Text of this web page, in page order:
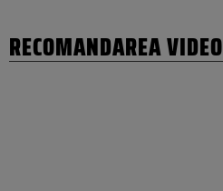
RECOMANDAREA VIDEO